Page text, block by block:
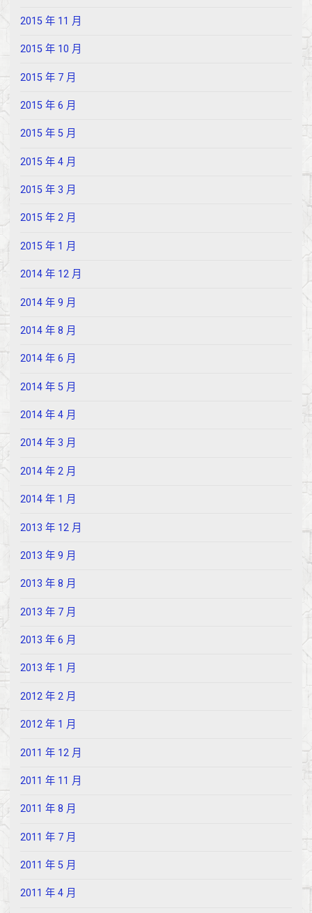
2015 年 11 月
2015 年 10 月
2015 年 7 月
2015 年 6 月
2015 年 5 月
2015 年 4 月
2015 年 3 月
2015 年 2 月
2015 年 1 月
2014 年 12 月
2014 年 9 月
2014 年 8 月
2014 年 6 月
2014 年 5 月
2014 年 4 月
2014 年 3 月
2014 年 2 月
2014 年 1 月
2013 年 12 月
2013 年 9 月
2013 年 8 月
2013 年 7 月
2013 年 6 月
2013 年 1 月
2012 年 2 月
2012 年 1 月
2011 年 12 月
2011 年 11 月
2011 年 8 月
2011 年 7 月
2011 年 5 月
2011 年 4 月